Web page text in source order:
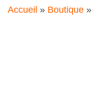
Accueil » Boutique »